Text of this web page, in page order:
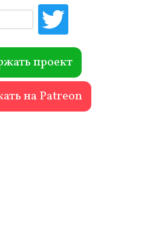
r
проект
на Patreon